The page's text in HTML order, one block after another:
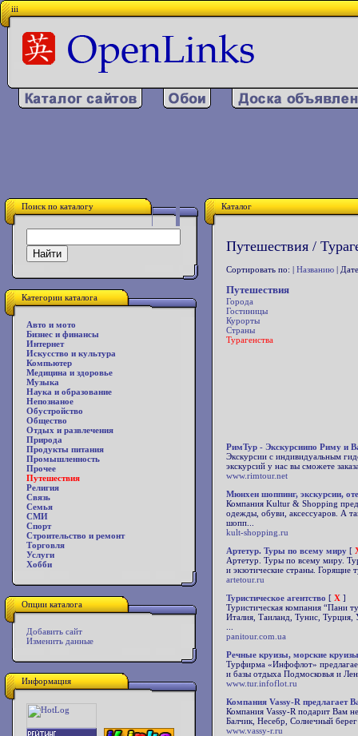
iii
Поиск по каталогу
Категории каталога
Авто и мото
Бизнес и финансы
Интернет
Искусство и культура
Компьютер
Медицина и здоровье
Музыка
Наука и образование
Непознаное
Обустройство
Общество
Отдых и развлечения
Природа
Продукты питания
Промышленность
Прочее
Путешествия
Религия
Связь
Семья
СМИ
Спорт
Строительство и ремонт
Торговля
Услуги
Хобби
Опции каталога
Добавить сайт
Изменить данные
Информация
Каталог
Путешествия /
Сортировать по: | Названию |
Путешествия
Города
Гостиницы
Курорты
Страны
Турагенства
РимТур - Экскурсиипо Риму и
Экскурсии с индивидуальным
экскурсий у нас вы сможете
www.rimtour.net
Мюнхен шоппинг, экскурсии,
Компания Kultur & Shopping
одежды, обуви, аксессуаров. А
шопп...
kult-shopping.ru
Артетур. Туры по всему миру [
Артетур. Туры по всему миру.
и экзотические страны.
artetour.ru
Туристическое агентство [ X ]
Туристическая компания “Пани
Италия, Таиланд, Тунис,
panitour.com.ua
Речные круизы, морские
Турфирма «Инфофлот»
и базы отдыха Подмосковья и
www.tur.infoflot.ru
Компания Vassy-R предлагает
Компания Vassy-R подарит Вам
Балчик, Несебр, Солнечный
www.vassy-r.ru